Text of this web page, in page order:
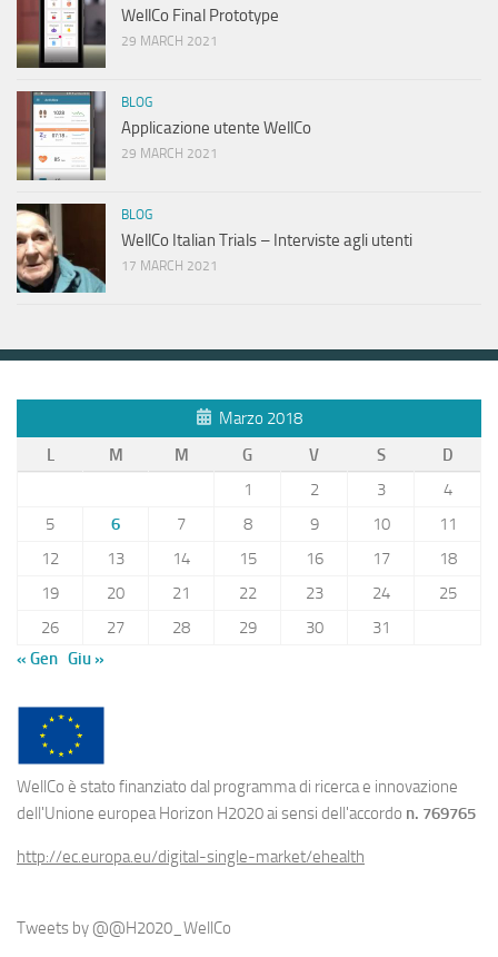
WellCo Final Prototype
29 MARCH 2021
BLOG
Applicazione utente WellCo
29 MARCH 2021
BLOG
WellCo Italian Trials – Interviste agli utenti
17 MARCH 2021
Marzo 2018
L
M M G V S
D
1
2 3
4
5
6 7 8 9 10
11
12
13 14 15 16 17
18
19
20 21 22 23 24
25
26
27 28 29 30
31
« Gen Giu »
WellCo è stato finanziato dal programma di ricerca e innovazione
dell'Unione europea Horizon H2020 ai sensi dell'accordo n. 769765
http://ec.europa.eu/digital-single-market/ehealth
Tweets by @@H2020_WellCo